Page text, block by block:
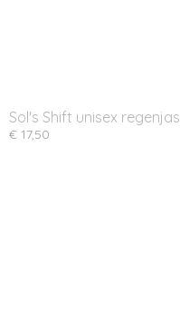
Sol's Shift unisex regenjas
€ 17,50